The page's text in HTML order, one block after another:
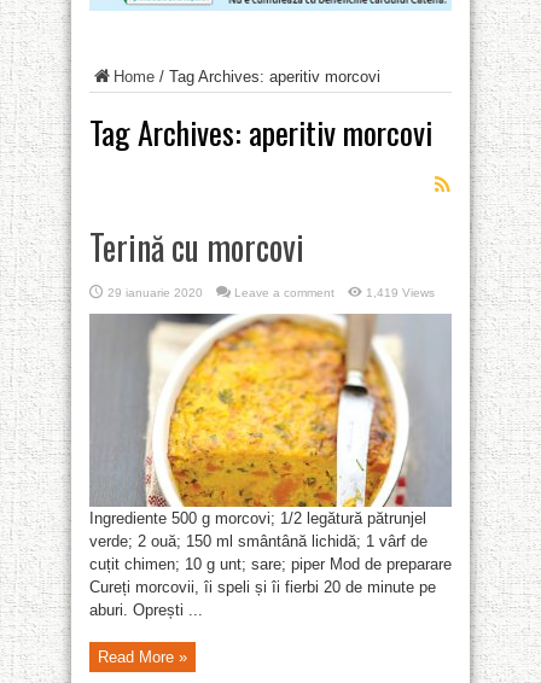
Home / Tag Archives: aperitiv morcovi
Tag Archives: aperitiv morcovi
Terină cu morcovi
29 ianuarie 2020 Leave a comment 1,419 Views
Ingrediente 500 g morcovi; 1/2 legătură pătrunjel
verde; 2 ouă; 150 ml smântână lichidă; 1 vârf de
cuțit chimen; 10 g unt; sare; piper Mod de preparare
Cureți morcovii, îi speli și îi fierbi 20 de minute pe
aburi. Oprești ...
Read More »